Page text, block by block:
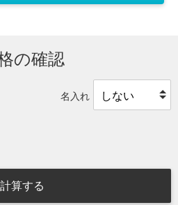
の確認
名入れ
計算する